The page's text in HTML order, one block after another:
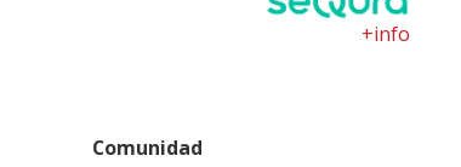
+info
Comunidad